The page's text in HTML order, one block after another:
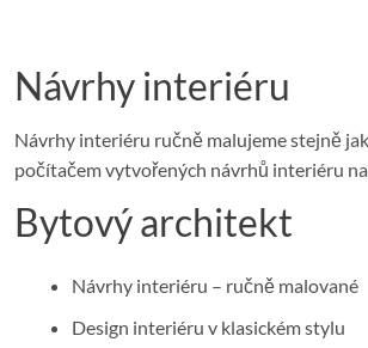
Návrhy interiéru
Návrhy interiéru ručně malujeme stejně
počítačem vytvořených návrhů interiéru
Bytový architekt
Návrhy interiéru – ručně malované
Design interiéru v klasickém stylu